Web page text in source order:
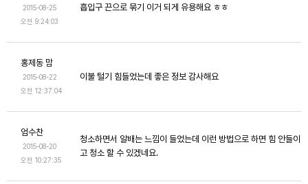
2015-08-25
오전 9:24:03
흡입구 끈으로 묶기 이거 되게 유용해요 ㅎㅎ
홍제동 맘
2015-08-22
오전 12:37:04
이불 털기 힘들었는데 좋은 정보 감사해요
엄수찬
2015-08-20
오전 10:27:35
청소하면서 알배는 느낌이 들었는데 이런 방법으로 하면 힘 안들이
고 청소 할 수 있겠네요.